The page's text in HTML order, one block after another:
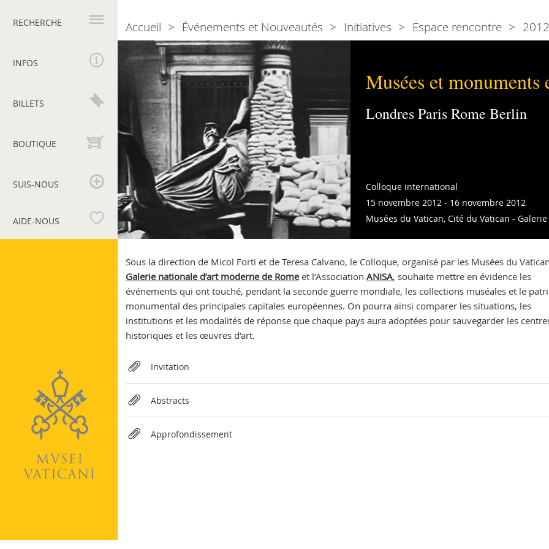
principale
RECHERCHE
INFOS
BILLETS
BOUTIQUE
SUIS-NOUS
AIDE-NOUS
Musées
monuments
guerre
-
Musées et
Londres Paris Rome Berlin
Colloque international
15 novembre 2012 - 16 novembre 2012
Musées du Vatican, Cité du Vatican -
Sous la direction de Micol Forti et de Teresa Calvano, le Colloque, organisé par les Musées du
Galerie nationale d’art moderne de Romeet l’Association ANISA, souhaite mettre en évidence les
événements qui ont touché, pendant la seconde guerre mondiale, les collections muséales et le
monumental des principales capitales européennes. On pourra ainsi comparer les situations, les
institutions et les modalités de réponse que chaque pays aura adoptées pour sauvegarder les
historiques et les œuvres d’art.
Relateds
Invitation
Abstracts
Approfondissement
Breadcrumb
Accueil Événements et Nouveautés Initiatives Espace rencontre 2012